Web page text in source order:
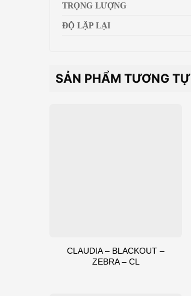
TRỌNG LƯỢNG
ĐỘ LẶP LẠI
SẢN PHẨM TƯƠNG TỰ
CLAUDIA – BLACKOUT –
ZEBRA – CL